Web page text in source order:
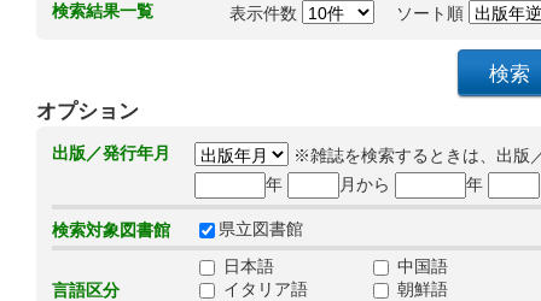
検索結果一覧 表示件数 ソート順
オプション
出版／発行年月
※雑誌を検索するときは、出版
年
月から 年
検索対象図書館 県立図書館
言語区分
日本語
中国語
イタリア語
朝鮮語